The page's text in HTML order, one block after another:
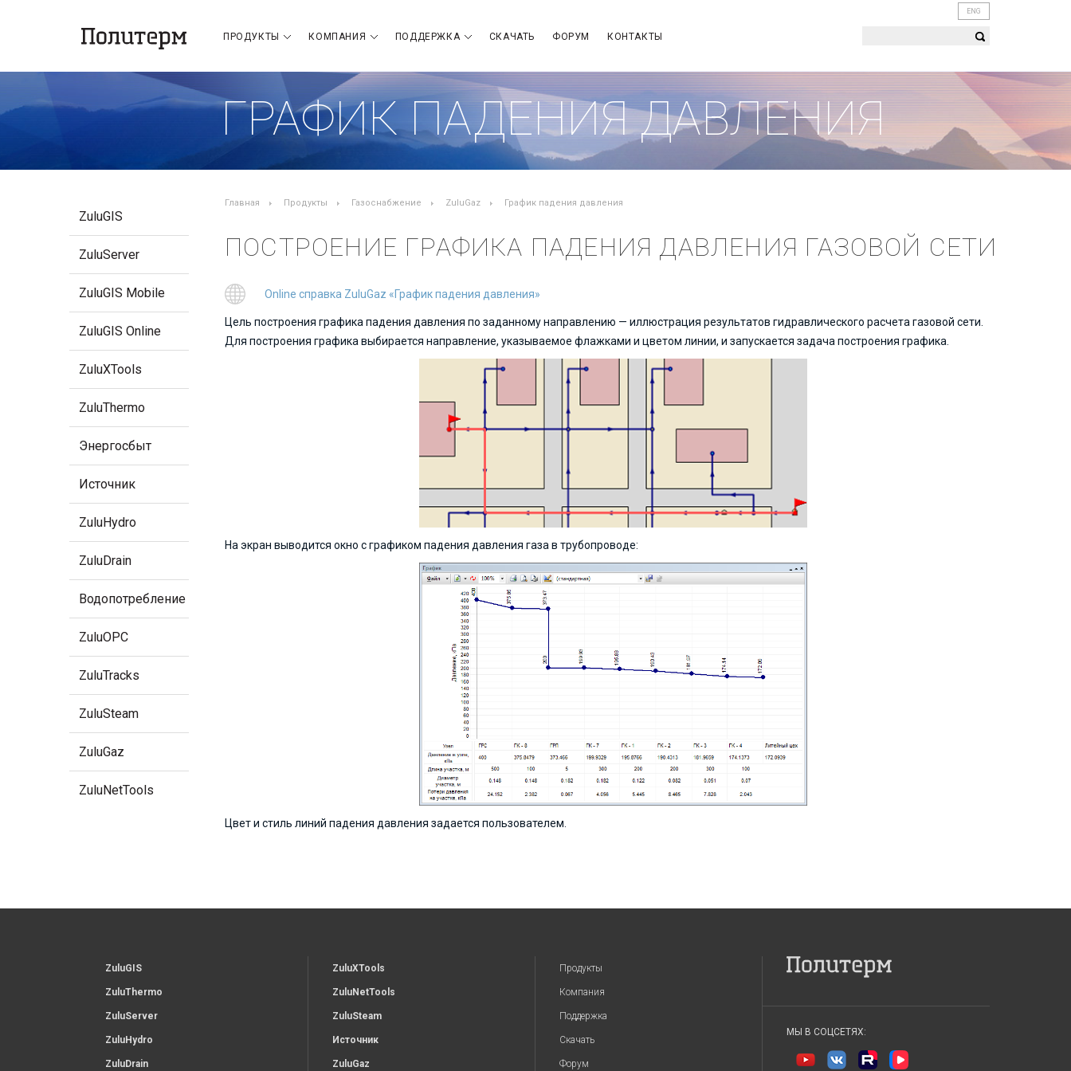
ПРОДУКТЫ КОМПАНИЯ ПОДДЕРЖКА СКАЧАТЬ ФОРУМ КОНТАКТЫ
ENG
ГРАФИК ПАДЕНИЯ ДАВЛЕНИЯ
ZuluGIS
ZuluServer
ZuluGIS Mobile
ZuluGIS Online
ZuluXTools
ZuluThermo
Энергосбыт
Источник
ZuluHydro
ZuluDrain
Водопотребление
ZuluOPC
ZuluTracks
ZuluSteam
ZuluGaz
ZuluNetTools
Главная Продукты Газоснабжение ZuluGaz График падения давления
ПОСТРОЕНИЕ ГРАФИКА ПАДЕНИЯ ДАВЛЕНИЯ ГАЗОВОЙ СЕТИ
Online справка ZuluGaz «График падения давления»
Цель построения графика падения давления по заданному направлению — иллюстрация результатов гидравлического расчета газовой сети.
Для построения графика выбирается направление, указываемое флажками и цветом линии, и запускается задача построения графика.
На экран выводится окно с графиком падения давления газа в трубопроводе:
Цвет и стиль линий падения давления задается пользователем.
ZuluGIS
ZuluThermo
ZuluServer
ZuluHydro
ZuluDrain
ZuluXTools
ZuluNetTools
ZuluSteam
Источник
ZuluGaz
Продукты
Компания
Поддержка
Скачать
Форум
МЫ В СОЦСЕТЯХ: